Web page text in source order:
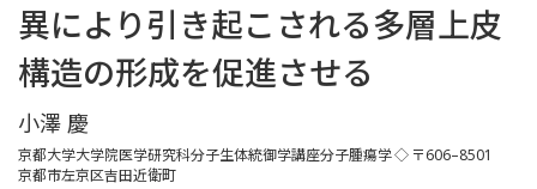
異により引き起こされる多層上皮
構造の形成を促進させる
小澤 慶
京都大学大学院医学研究科分子生体統御学講座分子腫瘍学◇ 〒606–8501
京都市左京区吉田近衛町